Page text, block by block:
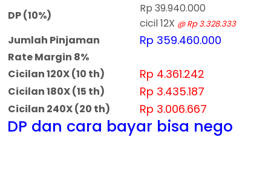
DP (10%)
Rp 39.940.000
cicil 12X @ Rp 3.328.333
Jumlah Pinjaman Rp 359.460.000
Rate Margin 8%
Cicilan 120X (10 th)
Rp 4.361.242
Cicilan 180X (15 th) Rp 3.435.187
Cicilan 240X (20 th) Rp 3.006.667
DP dan cara bayar bisa nego